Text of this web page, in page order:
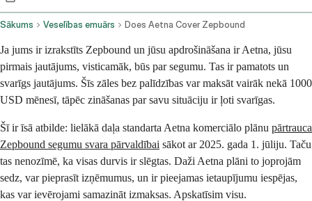
Sākums Veselības emuārs Does Aetna Cover Zepbound
Ja jums ir izrakstīts Zepbound un jūsu apdrošināšana ir Aetna, jūsu
pirmais jautājums, visticamāk, būs par segumu. Tas ir pamatots un
svarīgs jautājums. Šīs zāles bez palīdzības var maksāt vairāk nekā 1000
USD mēnesī, tāpēc zināšanas par savu situāciju ir ļoti svarīgas.
Šī ir īsā atbilde: lielākā daļa standarta Aetna komerciālo plānu pārtrauca
Zepbound segumu svara pārvaldībai sākot ar 2025. gada 1. jūliju. Taču
tas nenozīmē, ka visas durvis ir slēgtas. Daži Aetna plāni to joprojām
sedz, var pieprasīt izņēmumus, un ir pieejamas ietaupījumu iespējas,
kas var ievērojami samazināt izmaksas. Apskatīsim visu.